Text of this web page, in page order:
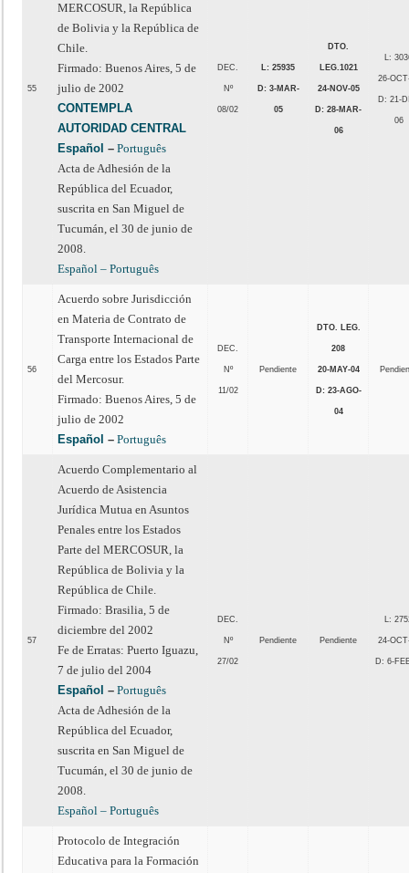
55
MERCOSUR, la República
de Bolivia y la República de
Chile.
Firmado: Buenos Aires, 5 de
julio de 2002
CONTEMPLA
AUTORIDAD CENTRAL
Español – Português
Acta de Adhesión de la
República del Ecuador,
suscrita en San Miguel de
Tucumán, el 30 de junio de
2008.
Español –Português
DEC.
Nº
08/02
L: 25935
D: 3-MAR-
05
DTO.
LEG.1021
24-NOV-05
D: 28-MAR-
06
L:
26-
D: 21-
06
56
Acuerdo sobre Jurisdicción
en Materia de Contrato de
Transporte Internacional de
Carga entre los Estados Parte
del Mercosur.
Firmado: Buenos Aires, 5 de
julio de 2002
Español – Português
DEC.
Nº
11/02
Pendiente
DTO. LEG.
208
20-MAY-04
D: 23-AGO-
04
57
Acuerdo Complementario al
Acuerdo de Asistencia
Jurídica Mutua en Asuntos
Penales entre los Estados
Parte del MERCOSUR, la
República de Bolivia y la
República de Chile.
Firmado: Brasilia, 5 de
diciembre del 2002
Fe de Erratas: Puerto Iguazu,
7 de julio del 2004
Español – Português
Acta de Adhesión de la
República del Ecuador,
suscrita en San Miguel de
Tucumán, el 30 de junio de
2008.
Español –Português
DEC.
Nº
27/02
Pendiente Pendiente
L:
24-
D: 6-
Protocolo de Integración
Educativa para la Formación